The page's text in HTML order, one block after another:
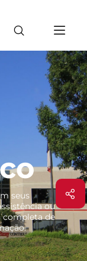
seus
ou
completa de